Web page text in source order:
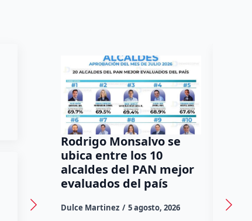
Rodrigo Monsalvo se
ubica entre los 10
alcaldes del PAN mejor
evaluados del país
Dulce Martinez 5 agosto, 2026
de
Dulce